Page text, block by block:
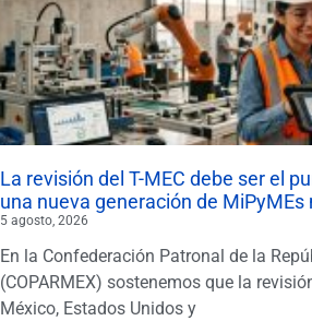
La revisión del T-MEC debe ser el
una nueva generación de MiPyMEs
5 agosto, 2026
En la Confederación Patronal de la
(COPARMEX) sostenemos que la
México, Estados Unidos y